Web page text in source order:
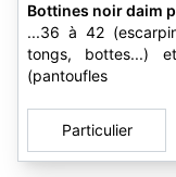
Bottines noir daim
...36 à 42
tongs, bottes...)
(pantoufles
Particulier